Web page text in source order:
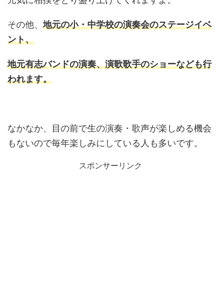
その他、地元の小・中学校の演奏会のステージイベ
ント、
地元有志バンドの演奏、演歌歌手のショーなども行
われます。
なかなか、目の前で生の演奏・歌声が楽しめる機会
もないので毎年楽しみにしている人も多いです。
スポンサーリンク